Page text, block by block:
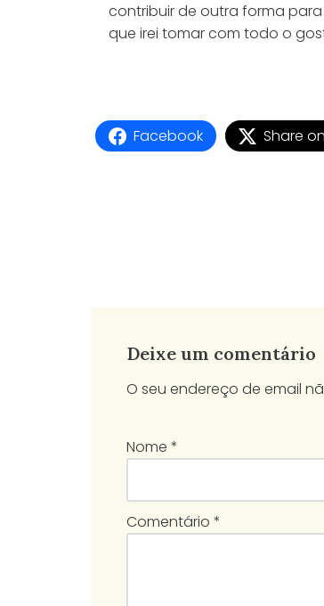
contribuir de outra forma
que irei tomar com todo o
Facebook Share
Deixe um comentário
O seu endereço de email
Nome *
Comentário *